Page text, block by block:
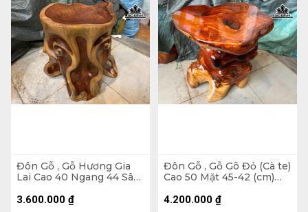
Đôn Gỗ , Gỗ Hương Gia
Lai Cao 40 Ngang 44 Sâu
3.600.000 ₫
Đôn Gỗ , Gỗ Gõ Đỏ (Cà te)
Cao 50 Mặt 45-42 (cm)
4.200.000 ₫